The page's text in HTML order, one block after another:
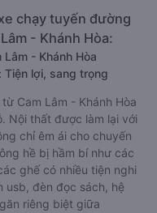
chạy tuyến đường
- Khánh Hòa:
- Khánh Hòa
Tiện lợi, sang trọng
Cam Lâm - Khánh Hòa
Nội thất được làm lại với
chỉ êm ái cho chuyến
hề bị hầm bí như các
ghế có nhiều tiện nghi
usb, đèn đọc sách, hệ
riêng biệt giữa